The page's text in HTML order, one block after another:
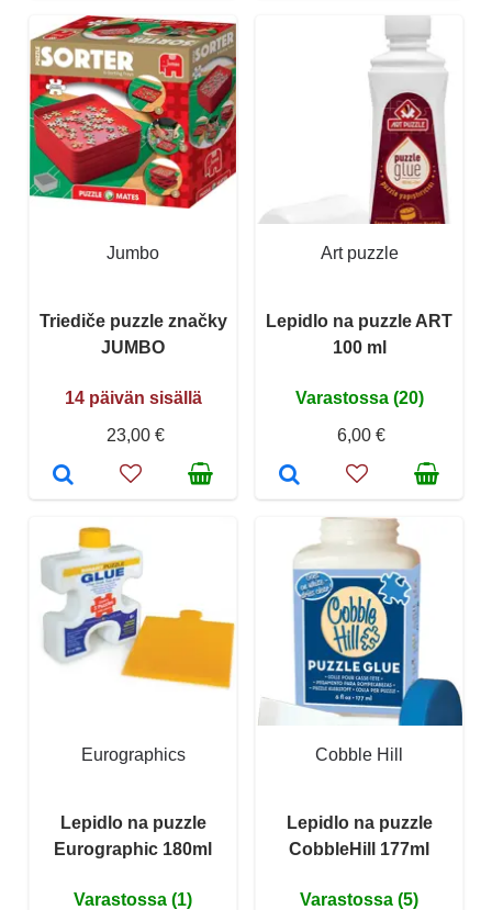
Jumbo
Triediče puzzle značky
JUMBO
14 päivän sisällä
23,00 €
Art puzzle
Lepidlo na puzzle ART
100 ml
Varastossa (20)
6,00 €
Eurographics
Lepidlo na puzzle
Eurographic 180ml
Varastossa (1)
Cobble Hill
Lepidlo na puzzle
CobbleHill 177ml
Varastossa (5)